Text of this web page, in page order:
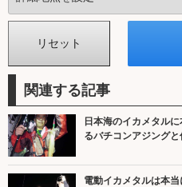
関連する記事
日本海のイカメタル
るバチコンアジング
電動イカメタルは本